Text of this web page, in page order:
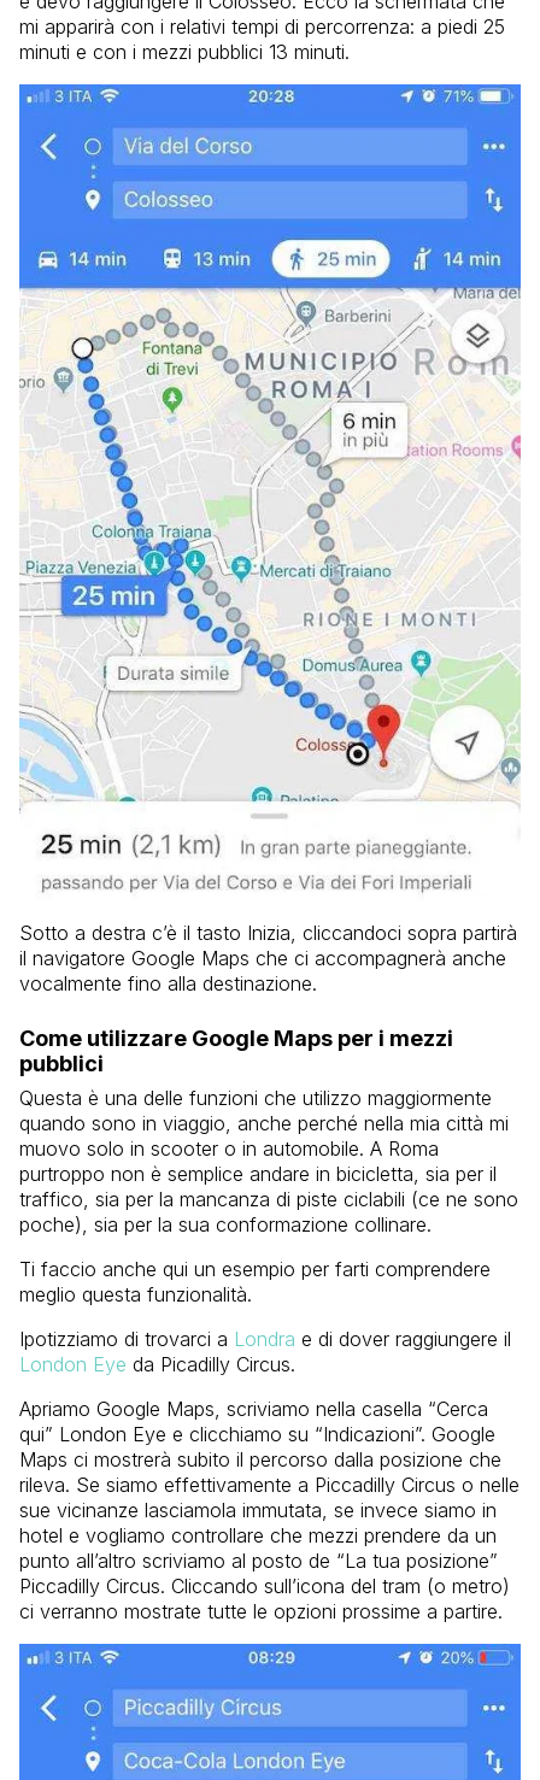
mi apparirà con i relativi tempi di percorrenza: a piedi 25
minuti e con i mezzi pubblici 13 minuti.
Sotto a destra c’è il tasto Inizia, cliccandoci sopra partirà
il navigatore Google Maps che ci accompagnerà anche
vocalmente fino alla destinazione.
Come utilizzare Google Maps per i mezzi
pubblici
Questa è una delle funzioni che utilizzo maggiormente
quando sono in viaggio, anche perché nella mia città mi
muovo solo in scooter o in automobile. A Roma
purtroppo non è semplice andare in bicicletta, sia per il
traffico, sia per la mancanza di piste ciclabili (ce ne sono
poche), sia per la sua conformazione collinare.
Ti faccio anche qui un esempio per farti comprendere
meglio questa funzionalità.
Ipotizziamo di trovarci a Londra e di dover raggiungere il
London Eye da Picadilly Circus.
Apriamo Google Maps, scriviamo nella casella “Cerca
qui” London Eye e clicchiamo su “Indicazioni”. Google
Maps ci mostrerà subito il percorso dalla posizione che
rileva. Se siamo effettivamente a Piccadilly Circus o nelle
sue vicinanze lasciamola immutata, se invece siamo in
hotel e vogliamo controllare che mezzi prendere da un
punto all’altro scriviamo al posto de “La tua posizione”
Piccadilly Circus. Cliccando sull’icona del tram (o metro)
ci verranno mostrate tutte le opzioni prossime a partire.